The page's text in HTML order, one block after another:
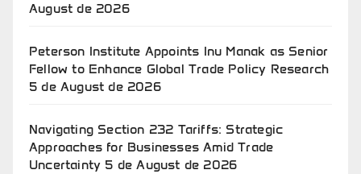
August de 2026
Peterson Institute Appoints Inu Manak as Senior
Fellow to Enhance Global Trade Policy Research
5 de August de 2026
Navigating Section 232 Tariffs: Strategic
Approaches for Businesses Amid Trade
Uncertainty 5 de August de 2026